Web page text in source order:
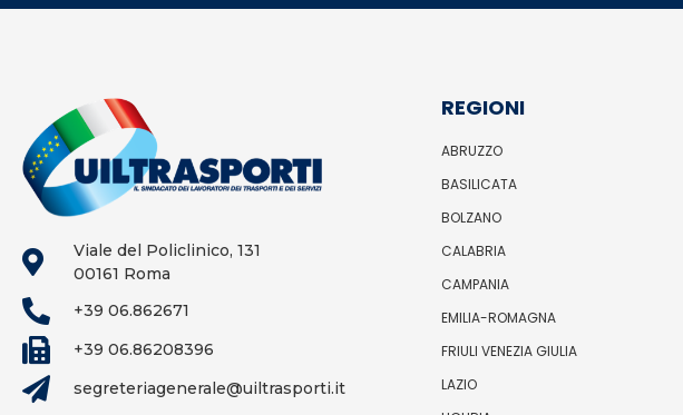
Viale del Policlinico, 131
00161 Roma
+39 06.862671
+39 06.86208396
segreteriagenerale@uiltrasporti.it
REGIONI
ABRUZZO
BASILICATA
BOLZANO
CALABRIA
CAMPANIA
EMILIA-ROMAGNA
FRIULI VENEZIA GIULIA
LAZIO